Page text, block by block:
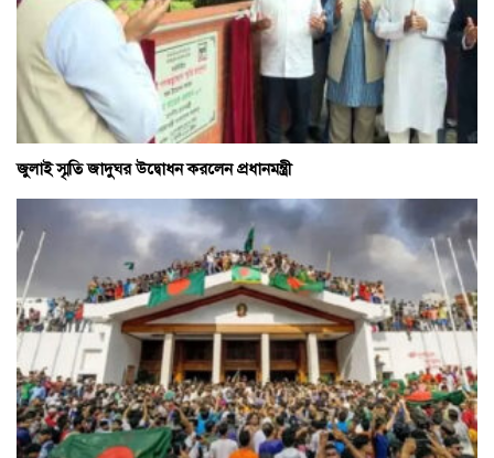
জুলাই স্মৃতি জাদুঘর উদ্বোধন করলেন প্রধানমন্ত্রী